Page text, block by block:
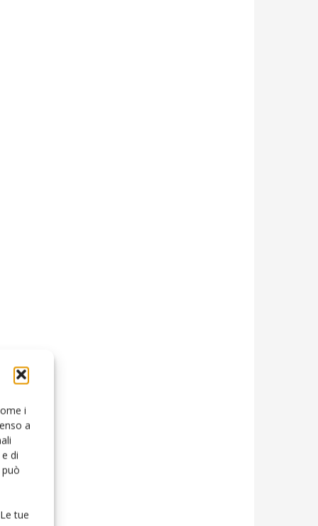
i
a
di
tue